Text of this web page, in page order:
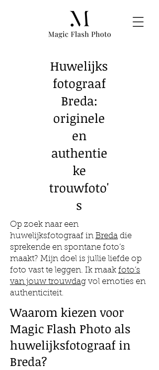
Huwelijks
fotograaf
Breda:
originele
en
authentie
ke
trouwfoto'
s
Op zoek naar een
huwelijksfotograaf in Breda die
sprekende en spontane foto’s
maakt? Mijn doel is jullie liefde op
foto vast te leggen. Ik maak foto’s
van jouw trouwdag vol emoties en
authenticiteit.
Waarom kiezen voor
Magic Flash Photo als
huwelijksfotograaf in
Breda?